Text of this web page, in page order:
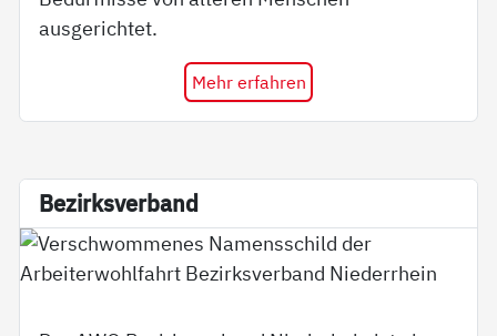
ausgerichtet.
Mehr erfahren
Be­zirks­ver­band